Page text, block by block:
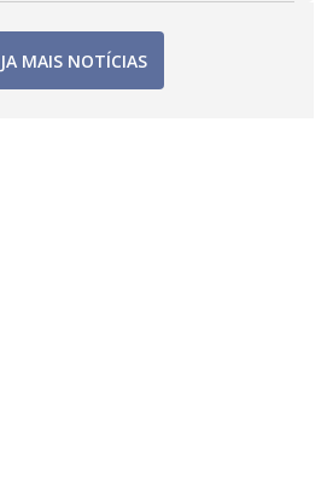
MAIS NOTÍCIAS